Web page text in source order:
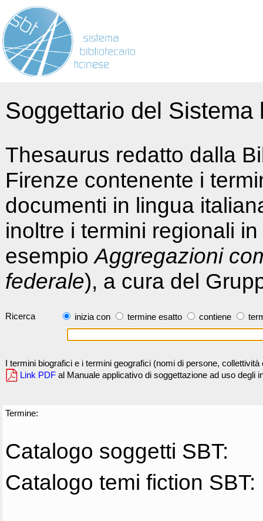
Soggettario del
Thesaurus redatto dalla
Firenze contenente i
documenti in lingua
inoltre i termini regionali
esempioAggregazioni
federale), a cura del
Ricerca inizia con termine esatto contiene
I termini biografici e i termini geografici (nomi di persone,
Link PDF al Manuale applicativo di soggettazione ad uso degli
Termine:
Catalogo soggetti SBT:
Catalogo temi fiction SBT: